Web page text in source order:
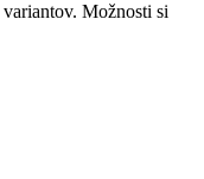
Možnosti si